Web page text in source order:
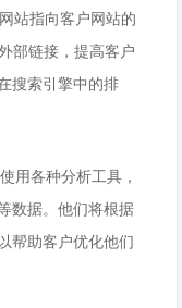
站指向客户网站的
部链接，提高客户
搜索引擎中的排
用各种分析工具，
数据。他们将根据
帮助客户优化他们